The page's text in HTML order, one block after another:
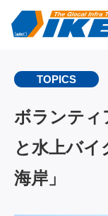
TOPICS
ボランティ
と水上バ
海岸」